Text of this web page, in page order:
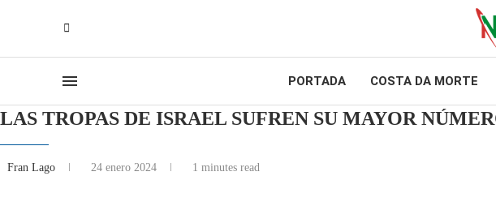
PORTADA COSTA DA MORTE
LAS TROPAS DE ISRAEL SUFREN SU MAYOR
Fran Lago 24 enero 2024 1 minutes read